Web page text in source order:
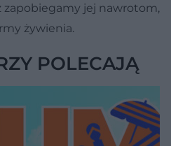
zapobiegamy jej nawrotom,
żywienia.
POLECAJĄ